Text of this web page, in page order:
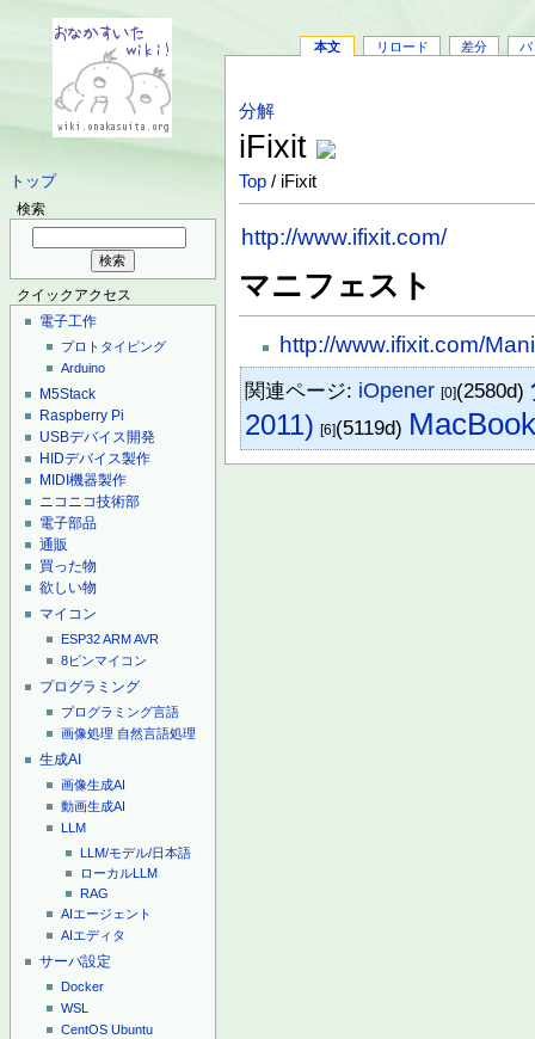
トップ
検索
クイックアクセス
電子工作
プロトタイピング
Arduino
M5Stack
Raspberry Pi
USBデバイス開発
HIDデバイス製作
MIDI機器製作
ニコニコ技術部
電子部品
通販
買った物
欲しい物
マイコン
ESP32ARMAVR
8ピンマイコン
プログラミング
プログラミング言語
画像処理 自然言語処理
生成AI
画像生成AI
動画生成AI
LLM
LLM/モデル/日本語
ローカルLLM
RAG
AIエージェント
AIエディタ
サーバ設定
Docker
WSL
CentOS Ubuntu
本文 リロード 差分 バ
分解
iFixit
Top / iFixit
http://www.ifixit.com/
マニフェスト
http://www.ifixit.com/
関連ページ: iOpener [0](2580d)
2011) [6](5119d)